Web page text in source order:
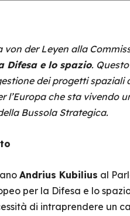
von der Leyen alla
Difesa e lo spazio.
dei progetti
l’Europa che sta vivendo
Bussola Strategica.
Andrius Kubilius al
per la Difesa e lo
di intraprendere un